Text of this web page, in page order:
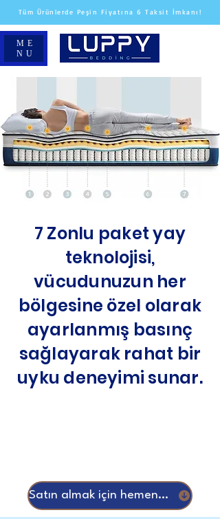
ME
NU
Tüm Ürünlerde Peşin Fiyatına 6 Taksit İmkanı!
7 Zonlu paket yay
teknolojisi,
vücudunuzun her
bölgesine özel olarak
ayarlanmış basınç
sağlayarak rahat bir
uyku deneyimi sunar.
Satın almak için hemen kaydır